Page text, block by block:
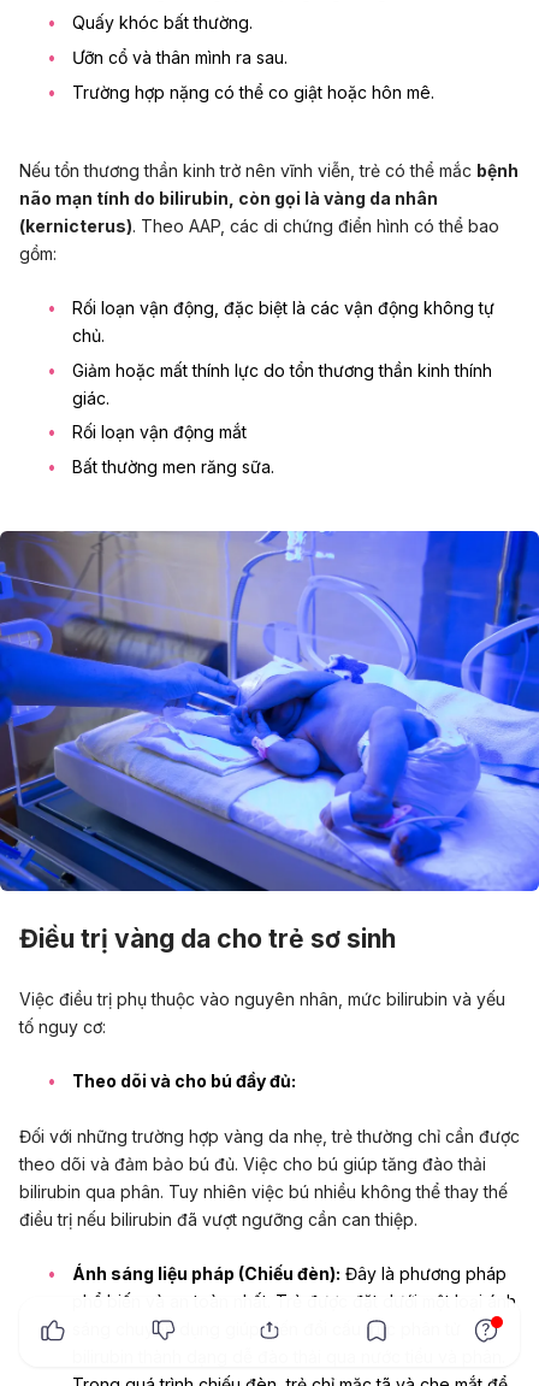
Quấy khóc bất thường.
Ưỡn cổ và thân mình ra sau.
Trường hợp nặng có thể co giật hoặc hôn mê.
Nếu tổn thương thần kinh trở nên vĩnh viễn, trẻ có thể mắc bệnh
não mạn tính do bilirubin, còn gọi là vàng da nhân
(kernicterus). Theo AAP, các di chứng điển hình có thể bao
gồm:
Rối loạn vận động, đặc biệt là các vận động không tự
chủ.
Giảm hoặc mất thính lực do tổn thương thần kinh thính
giác.
Rối loạn vận động mắt
Bất thường men răng sữa.
Điều trị vàng da cho trẻ sơ sinh
Việc điều trị phụ thuộc vào nguyên nhân, mức bilirubin và yếu
tố nguy cơ:
Theo dõi và cho bú đầy đủ:
Đối với những trường hợp vàng da nhẹ, trẻ thường chỉ cần được
theo dõi và đảm bảo bú đủ. Việc cho bú giúp tăng đào thải
bilirubin qua phân. Tuy nhiên việc bú nhiều không thể thay thế
điều trị nếu bilirubin đã vượt ngưỡng cần can thiệp.
Ánh sáng liệu pháp (Chiếu đèn): Đây là phương pháp
phổ biến và an toàn nhất. Trẻ được đặt dưới một loại ánh
sáng chuyên dụng giúp biến đổi cấu trúc phân tử